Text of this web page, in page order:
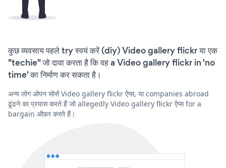
कुछ व्यवसाय पहले try स्वयं करें (diy) Video gallery flickr या एक
"techie" जो दावा करता है कि वह a Video gallery flickr in 'no
time' का निर्माण कर सकता है।
अन्य लोग ओपन सोर्स Video gallery flickr ऐप्स, या companies abroad
ढूंढने का प्रयास करते हैं जो allegedly Video gallery flickr ऐप्स for a
bargain ऑफ़र करते हैं।